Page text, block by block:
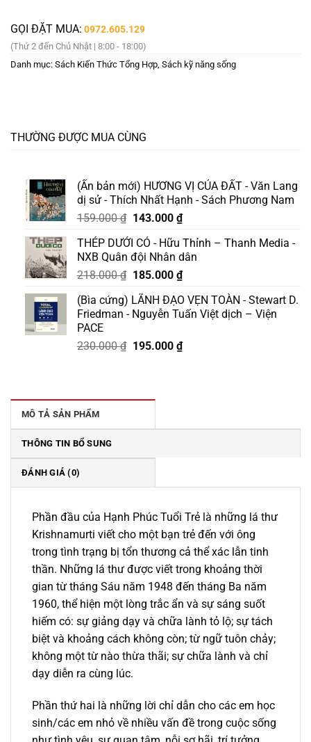
GỌI ĐẶT MUA: 0972.605.129
(Thứ 2 đến Chủ Nhật | 8:00 - 18:00)
Danh mục: Sách Kiến Thức Tổng Hợp, Sách kỹ năng sống
THƯỜNG ĐƯỢC MUA CÙNG
(Ấn bản mới) HƯƠNG VỊ CỦA ĐẤT - Văn Lang
dị sử - Thích Nhất Hạnh - Sách Phương Nam
159.000₫ Giá
là:
159.000 ₫.
143.000 ₫Giá
tại
là:
143.000 ₫.
THÉP DƯỚI CỎ - Hữu Thỉnh – Thanh Media -
NXB Quân đội Nhân dân
218.000₫ Giá
là:
218.000 ₫.
185.000 ₫Giá
tại
là:
(Bìa cứng) LÃNH ĐẠO VẸN TOÀN - Stewart D.
Friedman - Nguyễn Tuấn Việt dịch – Viện
PACE
230.000₫ Giá
195.000 ₫Giá
MÔ TẢ SẢN PHẨM
THÔNG TIN BỔ SUNG
ĐÁNH GIÁ (0)
Phần đầu của Hạnh Phúc Tuổi Trẻ là những lá thư
Krishnamurti viết cho một bạn trẻ đến với ông
trong tình trạng bị tổn thương cả thể xác lẫn tinh
thần. Những lá thư được viết trong khoảng thời
gian từ tháng Sáu năm 1948 đến tháng Ba năm
1960, thể hiện một lòng trắc ẩn và sự sáng suốt
hiếm có: sự giảng dạy và chữa lành tỏ lộ; sự tách
biệt và khoảng cách không còn; từ ngữ tuôn chảy;
không một từ nào thừa thãi; sự chữa lành và chỉ
dạy diễn ra cùng lúc.
Phần thứ hai là những lời chỉ dẫn cho các em học
sinh/các em nhỏ về nhiều vấn đề trong cuộc sống